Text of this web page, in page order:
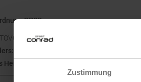
Zustimmung
GPSR
Sportartikel GmbH
Herstellers: